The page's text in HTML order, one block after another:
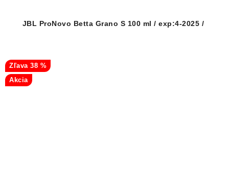
JBL ProNovo Betta Grano S 100 ml / exp:4-2025 /
38 %
Akcia